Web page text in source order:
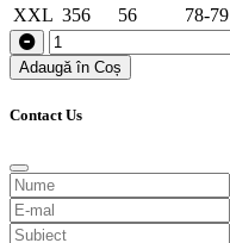
XXL 356 56 78-79
Adaugă în Coș
Contact Us